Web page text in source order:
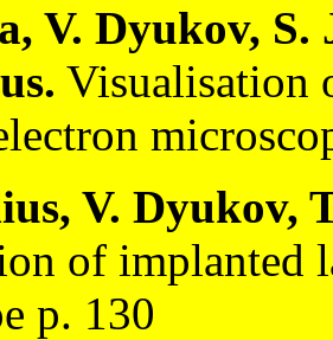
V. Dyukov,
Visualisation
V. Dyukov,
of implanted
p. 130